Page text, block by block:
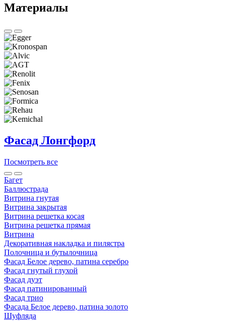
Материалы
Фасад Лонгфорд
Посмотреть все
Багет
Баллюстрада
Витрина гнутая
Витрина закрытая
Витрина решетка косая
Витрина решетка прямая
Витрина
Декоративная накладка и пилястра
Полочница и бутылочница
Фасад Белое дерево, патина серебро
Фасад гнутый глухой
Фасад дуэт
Фасад патинированный
Фасад трио
Фасада Белое дерево, патина золото
Шуфляда